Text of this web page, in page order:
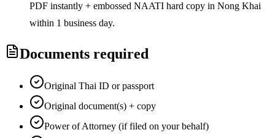
PDF instantly + embossed NAATI hard copy in Nong Khai
within 1 business day.
Documents required
Original Thai ID or passport
Original document(s) + copy
Power of Attorney (if filed on your behalf)